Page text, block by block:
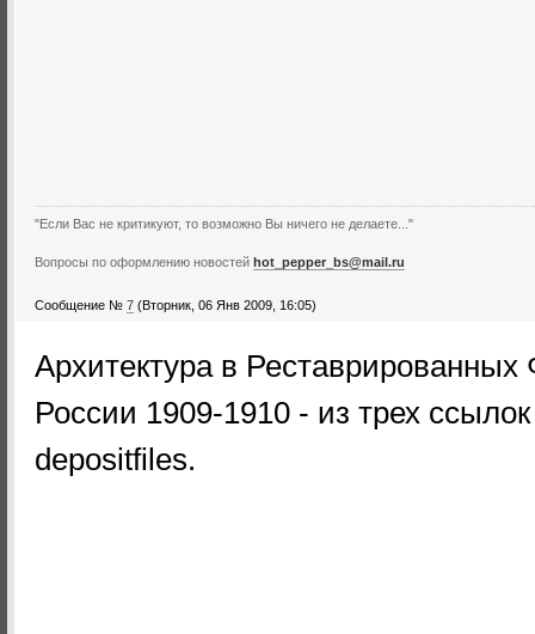
"Если Вас не критикуют, то возможно Вы ничего не делаете..."
Вопросы по оформлению новостей hot_pepper_bs@mail.ru
Сообщение № 7 (Вторник, 06 Янв 2009, 16:05)
Архитектура в
России 1909-1910 - из трех
depositfiles.